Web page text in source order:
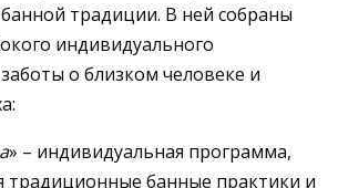
традиции. В ней собраны
индивидуального
о близком человеке и
» – индивидуальная программа,
традиционные банные практики и